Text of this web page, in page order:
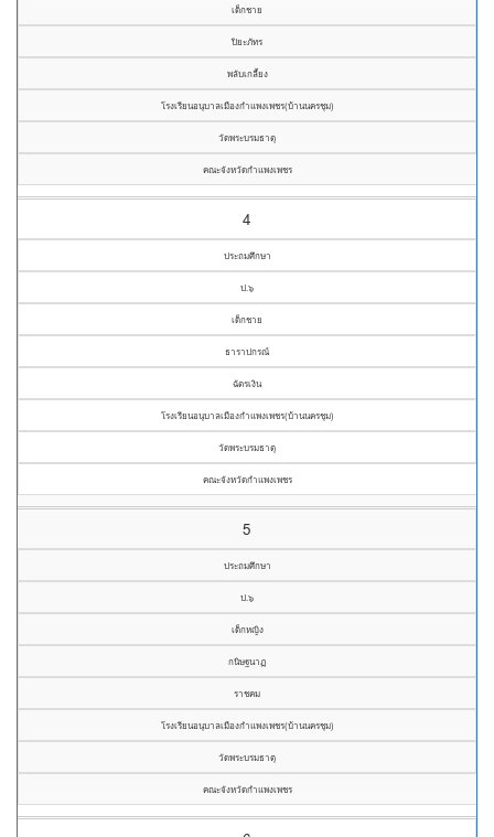
เด็กชาย
ปิยะภัทร
พลับเกลี้ยง
โรงเรียนอนุบาลเมืองกำแพงเพชร(บ้านนครชุม)
วัดพระบรมธาตุ
คณะจังหวัดกำแพงเพชร
4
ประถมศึกษา
ป.๖
เด็กชาย
ธาราปกรณ์
ฉัตรเงิน
โรงเรียนอนุบาลเมืองกำแพงเพชร(บ้านนครชุม)
วัดพระบรมธาตุ
คณะจังหวัดกำแพงเพชร
5
ประถมศึกษา
ป.๖
เด็กหญิง
กนิษฐนาฏ
ราชคม
โรงเรียนอนุบาลเมืองกำแพงเพชร(บ้านนครชุม)
วัดพระบรมธาตุ
คณะจังหวัดกำแพงเพชร